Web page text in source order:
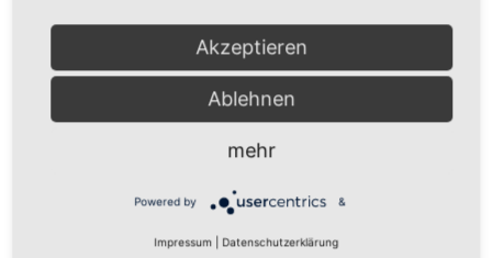
3 4
Akzeptieren
Ablehnen
mehr
Powered by &
Impressum Datenschutzerklärung